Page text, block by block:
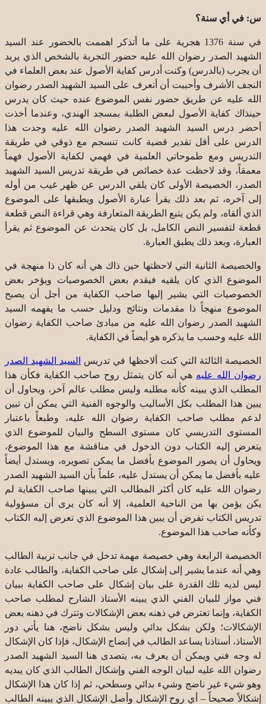
س: في أي سنة؟
في سنة 1376 هجرية على ما أتذكر اهممت بالحضور عند السيد
الشهيد الصدر رضوان الله عليه حضور التجربة بالشخص الذي يريد
أن يجرب (بالدرس) وكنت أدرس كفاية الأصول عند بعض العلماء في
النجف الأشرف وأحببت أن أتعرف على السيد الشهيد الصدر رضوان
الله عليه عن طريق حضور نفس الموضوع عنده حيث كان يدرس
حينذاك كفاية الأصول لبعض الطلبة بمسجد الهندي، وعندما أخذت
أحضر درس السيد الشهيد الصدر رضوان الله عليه وجدت هذا
الدرس على أقل تقدير قضية كانت تنسجم مع ذوقي في طريقة
التدريس ومع طموحاتي العلمية في فهمي لكفاية الأصول فهماً
معمقاً، وقد لاحظت عدة خصائص في طريقة تدريس السيد الشهيد
الصدر، الخصيصة الأولى كان يلقي الدرس عن ظهر غيب من أوله
إلى آخره، ثم بعد ذلك يقرأ عبارة الأصول ويطبقها على الموضوع
الذي ألقاه، ولم يكن يتبع الطريقة المتعارفة وهي قراءة النص قطعة
قطعة لتفسير النص الكامل، بل كان يتحدث عن الموضوع ثم يقرأ
العبارة، وبعد ذلك يطبق العبارة.
والخصيصة الثانية التي لاحظتها حين ذاك هي أنه كان ذا منهجة في
الموضوع الذي كان يلقيه فيقدم بعض الخصوصيات ويؤخر بعض
الخصوصيات التي يشير إليها صاحب الكفاية من أجل أن يصبح
الموضوع منهجاً ذا مقدمات ونتائج ودليل حسب ما يفهمه السيد
الشهيد الصدر رضوان الله عليه من مبادئ صاحب الكفاية رضوان
الله عليه وحسب ما يذكره هو أيضاً في الكفاية.
الخصيصة الثالثة التي كنت ألاحظها في تدريس
السيد الشهيد الصدر
رضوان الله عليه هي أنه كان يتمثل روح صاحب الكفاية فكأن هذا
المطلب الذي يبينه كأنه مطلبه وليس مطلب عالم آخر، ويحاول أن
يبين هذا المطلب بكل الأساليب والوجوه الفنية التي يمكن أن تبين
لدعم مطلب صاحب الكفاية رضوان الله عليه، وطبعاً باعتبار
المستوى التدريسي كان مستوى السطح والبيان للموضوع الذي
يتعرض إليه الكتاب دون الدخول في مناقشة مع هذا الموضوع،
ويحاول أن يصور الموضوع بأفضل ما يمكن تصويره، ويستدل أيضاً
عليه بأفضل ما يمكن أن يستدل عليه، علماً بأن السيد الشهيد الصدر
رضوان الله عليه كان أكثر المطالب التي يبينها صاحب الكفاية لم
يكن يؤمن بها من الناحية العلمية، إلا أنه كان يرى أن مسؤولية
تدريس الكتاب تفرض أن يبين هذا الموضوع الذي تعرض إليه الكتاب
وكأنه صاحب هذا الموضوع.
الخصيصة الرابعة وهي خصيصة مهمة تدخل في جانب تربية الطالب
وهي أنه عندما يشير إلى إشكال على صاحب الكفاية، والطالب عادة
ليس لديه تلك القدرة على بيان إشكال على صاحب الكفاية ببيان
فني مواز للبيان الفني الذي يبينه الأستاذ الشارح لمطلب صاحب
الكفاية، وإنما تعترض في ذهنه بعض الإشكالات وتترك في ذهنه بعض
الإشكالات؛ ولكن بشكل بدائي وليس بشكل ناضج، هنا يأتي دور
الأستاذ، أستاذنا يساعد الطالب في إنضاج الإشكال، فإذا كان الإشكال
له وجه فني ويمكن أن يعرف به، يتصدى هنا السيد الشهيد الصدر
رضوان الله عليه لبيان الوجه الفني وإشكال الطالب الذي كان يبديه
وهو شيء غير ناضج وشيء بدائي وسطحي، ثم إذا كان هذا الإشكال
إشكالاً صحيحاً – أي روح الإشكال وأصل الإشكال الذي يبينه الطالب